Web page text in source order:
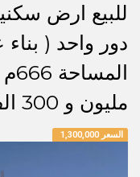
للبيع ارض
مليون و 300 الف ريال قابل للتفاوض
السعر 1,300,000